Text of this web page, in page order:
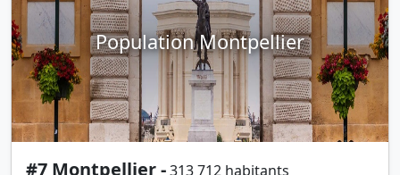
Population Montpellier
#7 Montpellier -313 712 habitants